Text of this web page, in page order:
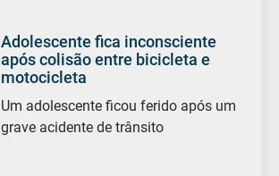
Adolescente fica inconsciente
após colisão entre bicicleta e
motocicleta
Um adolescente ficou ferido após um
grave acidente de trânsito